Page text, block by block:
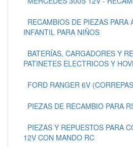
RECAMBIOS DE PIEZAS PARA
INFANTIL PARA NIÑOS
BATERÍAS, CARGADORES Y
PATINETES ELECTRICOS Y
FORD RANGER 6V
PIEZAS DE RECAMBIO PARA
PIEZAS Y REPUESTOS PARA
12V CON MANDO RC